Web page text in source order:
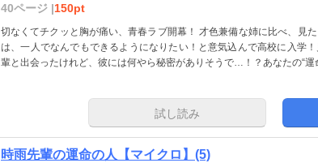
40ページ |150pt
切なくてチクッと胸が痛い、青春ラブ開幕！ 才色兼備な姉に比べ、見た目も中身もふつーな女子高生・苗
は、一人でなんでもできるようになりたい！と意気込んで高校に入学
輩と出会ったけれど、彼には何やら秘密がありそうで…！？あなたの“
試し読み
時雨先輩の運命の人【マイクロ】(5)